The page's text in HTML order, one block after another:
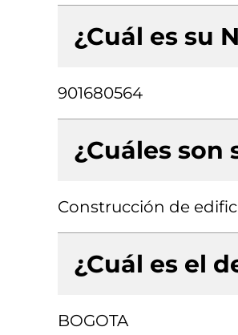
¿Cuál es su
901680564
¿Cuáles son
Construcción de
¿Cuál es el
BOGOTA